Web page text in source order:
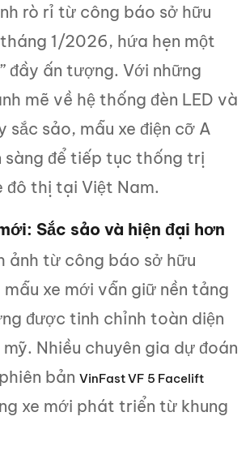
rò rỉ từ công báo sở hữu
1/2026, hứa hẹn một
đầy ấn tượng. Với những
mẽ về hệ thống đèn LED và
sắc sảo, mẫu xe điện cỡ A
sàng để tiếp tục thống trị
đô thị tại Việt Nam.
Sắc sảo và hiện đại hơn
ảnh từ công báo sở hữu
xe mới vẫn giữ nền tảng
được tinh chỉnh toàn diện
Nhiều chuyên gia dự đoán
bản VinFast VF 5 Facelift
xe mới phát triển từ khung